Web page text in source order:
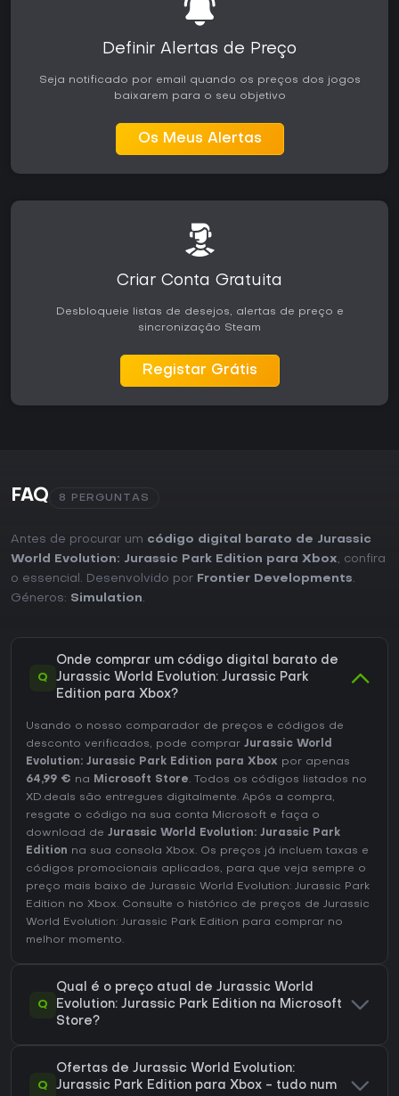
Quem prefere ferramentas criativas de livre exploração ou
maior valor aqui. A simulação exige atenção simultânea a
metódicos em vez de experimentação casual.
Definir Alertas de Preço
Seja notificado por email quando os preços dos jogos
baixarem para o seu objetivo
Os Meus Alertas
Criar Conta Gratuita
Desbloqueie listas de desejos, alertas de preço e
sincronização Steam
Registar Grátis
FAQ 8 PERGUNTAS
Antes de procurar um código digital barato de Jurassic
World Evolution: Jurassic Park Edition para Xbox, confira
o essencial. Desenvolvido por Frontier Developments.
Géneros: Simulation.
Q
Onde comprar um código digital barato de
Jurassic World Evolution: Jurassic Park
Edition para Xbox?
Usando o nosso comparador de preços e códigos de
desconto verificados, pode comprar Jurassic World
Evolution: Jurassic Park Edition para Xbox por apenas
64,99 € na Microsoft Store. Todos os códigos listados no
XD.deals são entregues digitalmente. Após a compra,
resgate o código na sua conta Microsoft e faça o
download de Jurassic World Evolution: Jurassic Park
Edition na sua consola Xbox. Os preços já incluem taxas e
códigos promocionais aplicados, para que veja sempre o
preço mais baixo de Jurassic World Evolution: Jurassic Park
Edition no Xbox. Consulte o histórico de preços de Jurassic
World Evolution: Jurassic Park Edition para comprar no
melhor momento.
Q
Qual é o preço atual de Jurassic World
Evolution: Jurassic Park Edition na Microsoft
Store?
Q
Ofertas de Jurassic World Evolution:
Jurassic Park Edition para Xbox - tudo num